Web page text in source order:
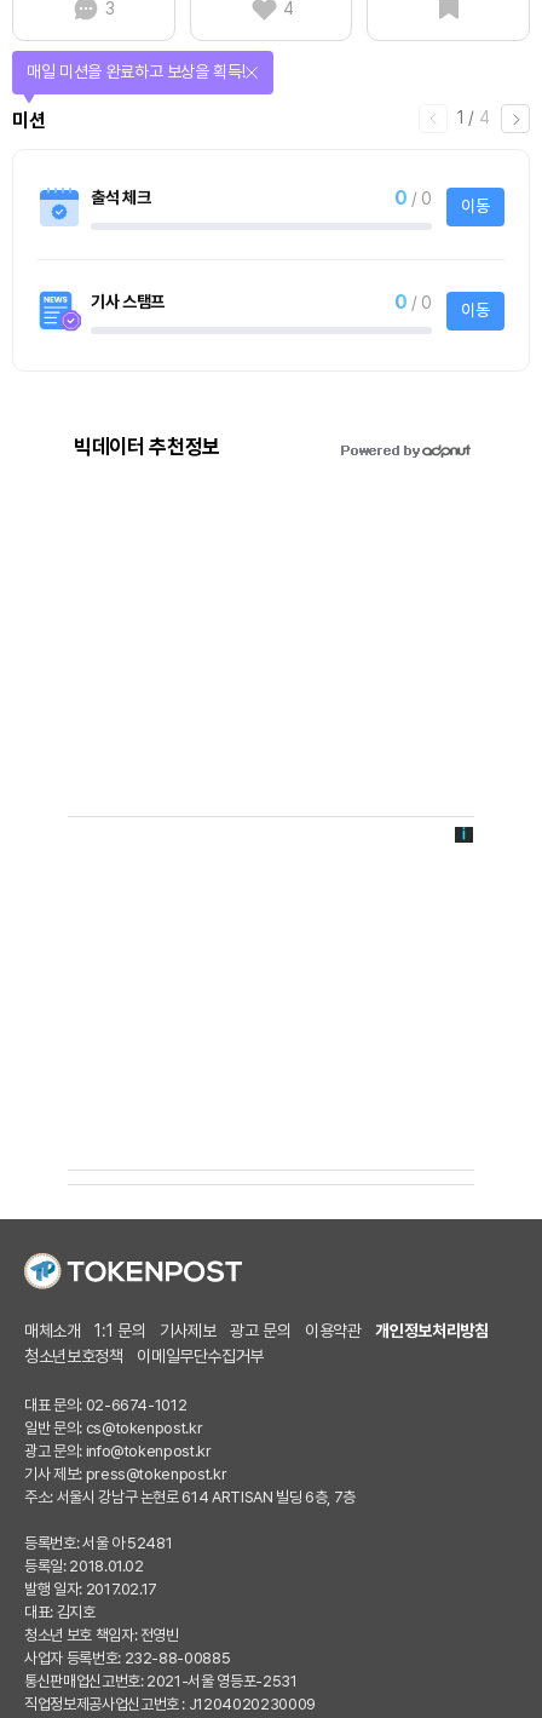
3
4
1 / 4
미션
매일 미션을 완료하고 보상을 획득!
출석 체크 0 / 0 이동
기사 스탬프 0 / 0 이동
빅데이터 추천정보
매체소개 1:1 문의 기사제보 광고 문의 이용약관
개인정보처리방침
청소년보호정책
이메일무단수집거부
대표 문의: 02-6674-1012
일반 문의: cs@tokenpost.kr
광고 문의: info@tokenpost.kr
기사 제보: press@tokenpost.kr
주소: 서울시 강남구 논현로 614 ARTISAN 빌딩 6층, 7층
등록번호: 서울 아 52481
등록일: 2018.01.02
발행 일자: 2017.02.17
대표: 김지호
청소년 보호 책임자: 전영빈
사업자 등록번호: 232-88-00885
통신판매업신고번호: 2021-서울 영등포-2531
직업정보제공사업신고번호 : J1204020230009